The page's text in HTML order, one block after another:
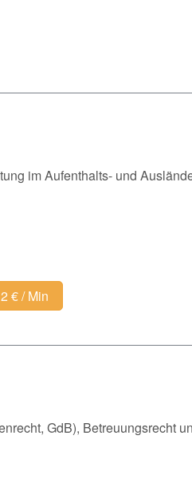
€ / Min
im Aufenthalts- und
GdB), Betreuungsrecht